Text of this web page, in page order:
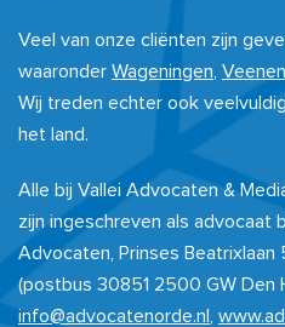
Veel van onze cliënten zijn
waaronder Wageningen
Wij treden echter ook
het land.
Alle bij Vallei Advocaten &
zijn ingeschreven als advocaat
Advocaten, Prinses Beatrixlaan
(postbus 30851 2500 GW Den
info@advocatenorde.nl